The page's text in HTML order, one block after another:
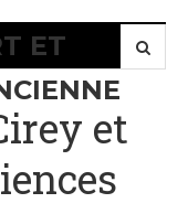
ET
et